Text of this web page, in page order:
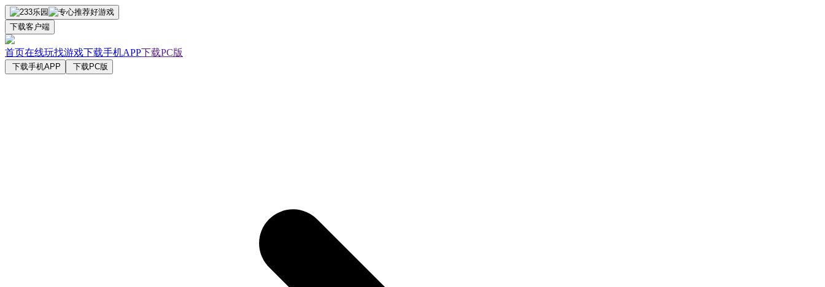
下载客户端
首页在线玩找游戏下载手机APP下载PC版
下载手机APP 下载PC版